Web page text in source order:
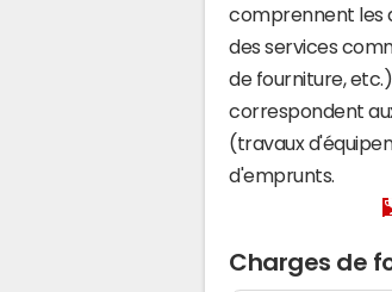
comprennent les
des services
de fourniture,
correspondent
(travaux
d'emprunts.
Charges de